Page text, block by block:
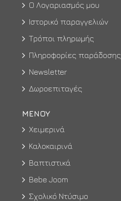
Ο Λογαριασμός μου
Ιστορικό παραγγελιών
Τρόποι πληρωμής
Πληροφορίες παράδοσης
Newsletter
Δωροεπιταγές
ΜΕΝΟΥ
Χειμερινά
Καλοκαιρινά
Βαπτιστικά
Bebe Joom
Σχολικό Ντύσιμο